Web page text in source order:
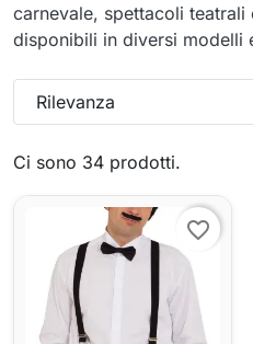
carnevale, spettacoli teatrali
disponibili in diversi modelli
Ci sono 34 prodotti.
Rilevanza
favorite_border